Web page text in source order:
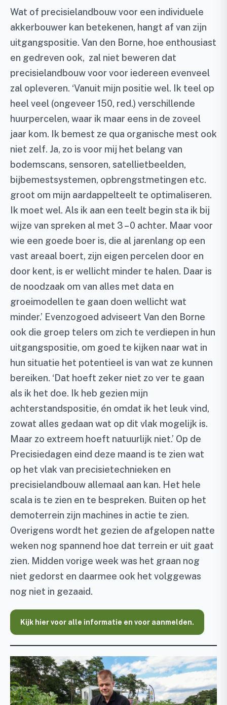
Wat of precisielandbouw voor een individuele
akkerbouwer kan betekenen, hangt af van zijn
uitgangspositie. Van den Borne, hoe enthousiast
en gedreven ook, zal niet beweren dat
precisielandbouw voor voor iedereen evenveel
zal opleveren. ‘Vanuit mijn positie wel. Ik teel op
heel veel (ongeveer 150, red.) verschillende
huurpercelen, waar ik maar eens in de zoveel
jaar kom. Ik bemest ze qua organische mest ook
niet zelf. Ja, zo is voor mij het belang van
bodemscans, sensoren, satellietbeelden,
bijbemestsystemen, opbrengstmetingen etc.
groot om mijn aardappelteelt te optimaliseren.
Ik moet wel. Als ik aan een teelt begin sta ik bij
wijze van spreken al met 3 – 0 achter. Maar voor
wie een goede boer is, die al jarenlang op een
vast areaal boert, zijn eigen percelen door en
door kent, is er wellicht minder te halen. Daar is
de noodzaak om van alles met data en
groeimodellen te gaan doen wellicht wat
minder.’ Evenzogoed adviseert Van den Borne
ook die groep telers om zich te verdiepen in hun
uitgangspositie, om goed te kijken naar wat in
hun situatie het potentieel is van wat ze kunnen
bereiken. ‘Dat hoeft zeker niet zo ver te gaan
als ik het doe. Ik heb gezien mijn
achterstandspositie, én omdat ik het leuk vind,
zowat alles gedaan wat op dit vlak mogelijk is.
Maar zo extreem hoeft natuurlijk niet.’ Op de
Precisiedagen eind deze maand is te zien wat
op het vlak van precisietechnieken en
precisielandbouw allemaal aan kan. Het hele
scala is te zien en te bespreken. Buiten op het
demoterrein zijn machines in actie te zien.
Overigens wordt het gezien de afgelopen natte
weken nog spannend hoe dat terrein er uit gaat
zien. Midden vorige week was het graan nog
niet gedorst en daarmee ook het volggewas
nog niet in gezaaid.
Kijk hier voor alle informatie en voor aanmelden.